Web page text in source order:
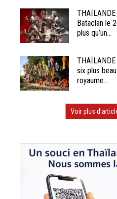
THAÏLANDE
Bataclan le
plus qu’un...
six plus
royaume...
Voir plus